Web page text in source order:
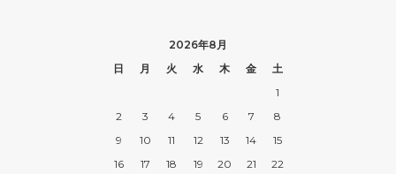
2026年8月
日
月 火 水 木 金
土
1
2
3 4 5 6 7
8
9
10 11 12 13 14
15
16
17 18 19 20 21
22